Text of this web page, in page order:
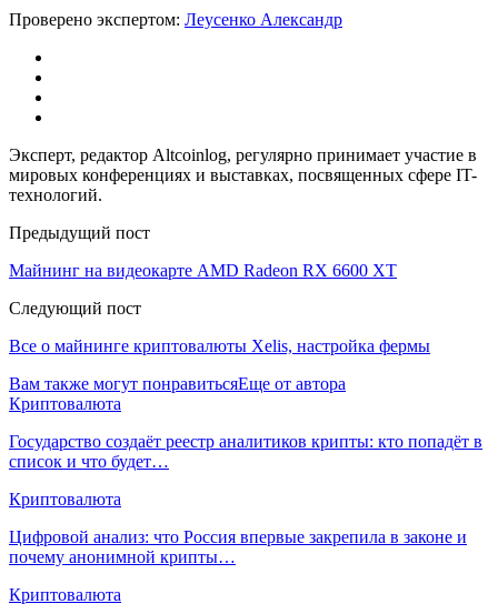
Проверено экспертом: Леусенко Александр
Эксперт, редактор Altcoinlog, регулярно принимает участие в
мировых конференциях и выставках, посвященных сфере IT-
технологий.
Предыдущий пост
Майнинг на видеокарте AMD Radeon RX 6600 XT
Следующий пост
Все о майнинге криптовалюты Xelis, настройка фермы
Вам также могут понравитьсяЕще от автора
Криптовалюта
Государство создаёт реестр аналитиков крипты: кто попадёт в
список и что будет…
Криптовалюта
Цифровой анализ: что Россия впервые закрепила в законе и
почему анонимной крипты…
Криптовалюта